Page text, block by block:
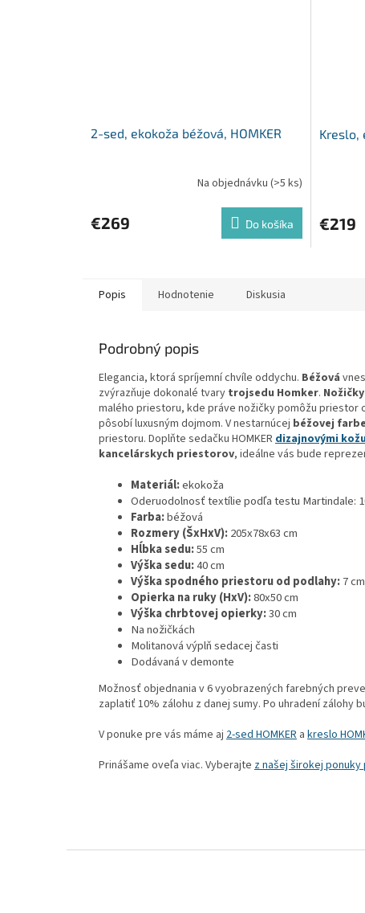
2-sed, ekokoža béžová, HOMKER
Na objednávku (>5 ks)
€269 Do košíka
Kreslo,
€219
Popis Hodnotenie Diskusia
Podrobný popis
Elegancia, ktorá spríjemní chvíle oddychu. Béžová
zvýrazňuje dokonalé tvary trojsedu Homker.
malého priestoru, kde práve nožičky pomôžu
pôsobí luxusným dojmom. V nestarnúcej béžovej farbe
priestoru. Doplňte sedačku HOMKER dizajnovými
kancelárskych priestorov, ideálne vás bude
Materiál:ekokoža
Oderuodolnosť textílie podľa testu Martindale:
Farba:béžová
Rozmery (ŠxHxV):205x78x63 cm
Hĺbka sedu:55 cm
Výška sedu:40 cm
Výška spodného priestoru od podlahy:7 cm
Opierka na ruky (HxV):80x50 cm
Výška chrbtovej opierky:30 cm
Na nožičkách
Molitanová výplň sedacej časti
Dodávaná v demonte
Možnosť objednania v 6 vyobrazených farebných
zaplatiť 10% zálohu z danej sumy. Po uhradení zálohy
V ponuke pre vás máme aj 2-sed HOMKER a kreslo
Prinášame oveľa viac. Vyberajte z našej širokej